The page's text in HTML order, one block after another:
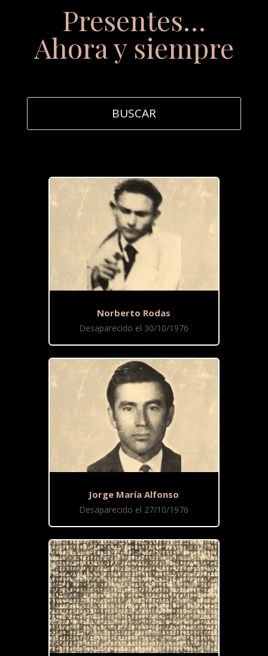
Presentes…
Ahora y siempre
Norberto Rodas
Desaparecido el 30/10/1976
Jorge María Alfonso
Desaparecido el 27/10/1976